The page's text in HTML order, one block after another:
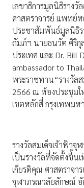
เลขาธิการมูลนิธิราง
ศาสตราจารย์ แพทย์
ประชาสัมพันธ์มูลนิธิร
ถัมภ์ฯ นายธนวัต ศิริกุ
ประเทศ และ Dr. Bill
ambassador to
พระราชทาน“รางวัล
2566 ณ ห้องประชุม
เขตหลักสี่ กรุงเทพมห
รางวัลสมเด็จเจ้าฟ้าจุ
เป็นรางวัลที่จัดตั้งขึ้น
เกียรติคุณ ศาสตราจา
จุฬาภรณวลัยลักษณ์ อั